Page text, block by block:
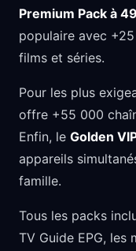
Premium Pack à
populaire avec
films et séries.
Pour les plus
offre +55 000
Enfin, le Golden
appareils
famille.
Tous les packs
TV Guide EPG, les